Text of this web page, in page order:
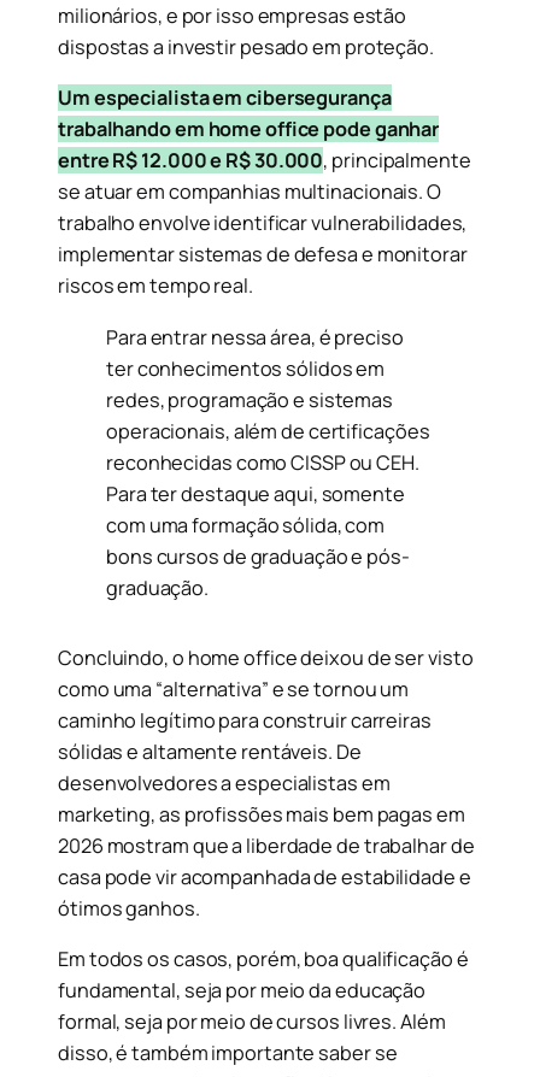
milionários, e por isso empresas estão
dispostas a investir pesado em proteção.
Um especialista em cibersegurança
trabalhando em home office pode ganhar
entre R$ 12.000 e R$ 30.000, principalmente
se atuar em companhias multinacionais. O
trabalho envolve identificar vulnerabilidades,
implementar sistemas de defesa e monitorar
riscos em tempo real.
Para entrar nessa área, é preciso
ter conhecimentos sólidos em
redes, programação e sistemas
operacionais, além de certificações
reconhecidas como CISSP ou CEH.
Para ter destaque aqui, somente
com uma formação sólida, com
bons cursos de graduação e pós-
graduação.
Concluindo, o home office deixou de ser visto
como uma “alternativa” e se tornou um
caminho legítimo para construir carreiras
sólidas e altamente rentáveis. De
desenvolvedores a especialistas em
marketing, as profissões mais bem pagas em
2026 mostram que a liberdade de trabalhar de
casa pode vir acompanhada de estabilidade e
ótimos ganhos.
Em todos os casos, porém, boa qualificação é
fundamental, seja por meio da educação
formal, seja por meio de cursos livres. Além
disso, é também importante saber se